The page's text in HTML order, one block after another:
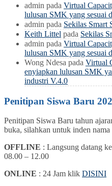
admin pada Virtual
lulusan SMK yang sesuai
admin pada Sekilas Smart
Keith Littel pada Sekilas
admin pada Virtual
lulusan SMK yang sesuai
Wong Ndesa pada Virtual
enyiapkan lulusan SMK
industri V.4.0
Penitipan Siswa Baru
Penitipan Siswa Baru tahun
buka, silahkan untuk inden
OFFLINE : Langsung datang
08.00 – 12.00
ONLINE : 24 Jam klik DISINI